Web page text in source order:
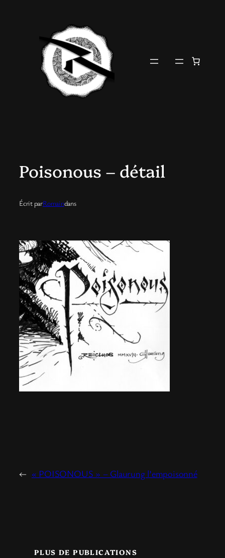
Poisonous – détail
Écrit parRomaindans
← « POISONOUS » – Glaurung l’empoisonné
PLUS DE PUBLICATIONS